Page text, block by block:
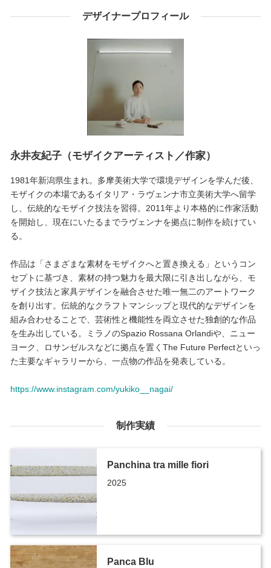
デザイナープロフィール
永井友紀子（モザイクアーティスト／作家）
1981年新潟県生まれ。多摩美術大学で環境デザインを学んだ後、
モザイクの本場であるイタリア・ラヴェンナ市立美術大学へ留学
し、伝統的なモザイク技法を習得。2011年より本格的に作家活動
を開始し、現在にいたるまでラヴェンナを拠点に制作を続けてい
る。
作品は「さまざまな素材をモザイクへと置き換える」というコン
セプトに基づき、素材の持つ魅力を最大限に引き出しながら、モ
ザイク技法と家具デザインを融合させた唯一無二のアートワーク
を創り出す。伝統的なクラフトマンシップと現代的なデザインを
組み合わせることで、芸術性と機能性を両立させた独創的な作品
を生み出している。ミラノのSpazio Rossana Orlandiや、ニュー
ヨーク、ロサンゼルスなどに拠点を置くThe Future Perfectといっ
た主要なギャラリーから、一点物の作品を発表している。
https://www.instagram.com/yukiko__nagai/
制作実績
Panchina tra mille fiori
2025
Panca Blu